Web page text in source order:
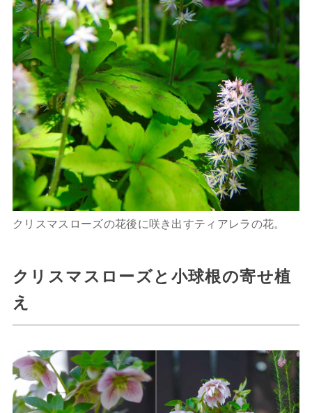
クリスマスローズの花後に咲き出すティアレラの花。
クリスマスローズと小球根の寄せ植
え